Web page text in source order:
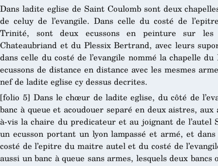
Dans ladite eglise de Saint Coulomb sont deux
de celuy de l’evangile. Dans celle du costé de
Trinité, sont deux ecussons en peinture sur les
Chateaubriand et du Plessix Bertrand, avec leurs
dans celle du costé de l’evangile nommé la chapelle
ecussons de distance en distance avec les mesmes
nef de ladite eglise cy dessus decrites.
[folio 5] Dans le chœur de ladite eglise, du côté de
banc à queue et acoudouer separé en deux aistres,
à-vis la chaire du predicateur et au joignant de l’autel
un ecusson portant un lyon lampassé et armé, et
costé de l’epitre du maitre autel et du costé de
aussi un banc à queue sans armes, lesquels deux